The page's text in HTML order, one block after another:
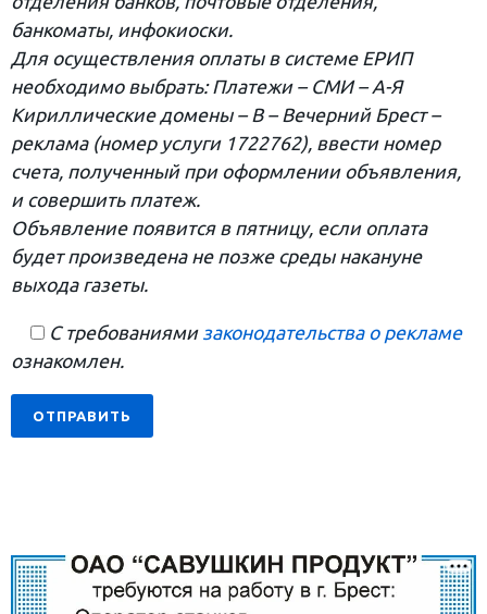
банкоматы, инфокиоски.
Для осуществления оплаты в системе ЕРИП
необходимо выбрать: Платежи – СМИ – А-Я
Кириллические домены – В – Вечерний Брест –
реклама (номер услуги 1722762), ввести номер
счета, полученный при оформлении объявления,
и совершить платеж.
Объявление появится в пятницу, если оплата
будет произведена не позже среды накануне
выхода газеты.
С требованиями законодательства о рекламе
ознакомлен.